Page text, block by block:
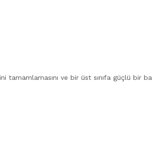
tamamlamasını ve bir üst sınıfa güçlü bir